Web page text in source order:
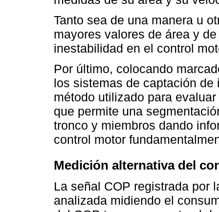
Tanto sea de una manera u
mayores valores de área y
inestabilidad en el control
Por último, colocando
los sistemas de captación
método utilizado para
que permite una
tronco y miembros dando
control motor
Medición alternativa del
La señal COP registrada por
analizada midiendo el